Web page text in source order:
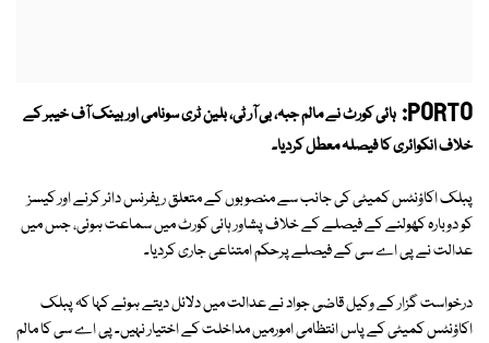
PORTO: ہائی کورٹ نے مالم جبہ، بی آر ٹی، بلین ٹری سونامی اور بینک آف خیبر کے
خلاف انکوائری کا فیصلہ معطل کردیا۔
پبلک اکاؤنٹس کمیٹی کی جانب سے منصوبوں کے متعلق ریفرنس دائر کرنے اور کیسز
کو دوبارہ کھولنے کے فیصلے کے خلاف پشاور ہائی کورٹ میں سماعت ہوئی، جس میں
عدالت نے پی اے سی کے فیصلے پرحکم امتناعی جاری کردیا۔
درخواست گزار کے وکیل قاضی جواد نے عدالت میں دلائل دیتے ہوئے کہا کہ پبلک
اکاؤنٹس کمیٹی کے پاس انتظامی امورمیں مداخلت کے اختیار نہیں۔ پی اے سی کا مالم